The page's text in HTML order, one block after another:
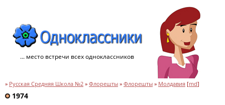
... место встречи всех одноклассников
» Русская Средняя Школа №2 » Флорешты » Флорешты » Молдавия [md]
1974